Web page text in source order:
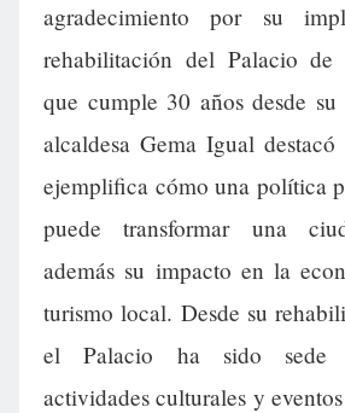
agradecimiento por su
rehabilitación del Palacio de
que cumple 30 años desde
alcaldesa Gema Igual
ejemplifica cómo una política
puede transformar una
además su impacto en la
turismo local. Desde su
el Palacio ha sido sede
actividades culturales y